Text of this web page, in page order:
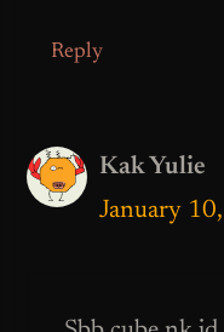
Reply
Kak Yulie
January